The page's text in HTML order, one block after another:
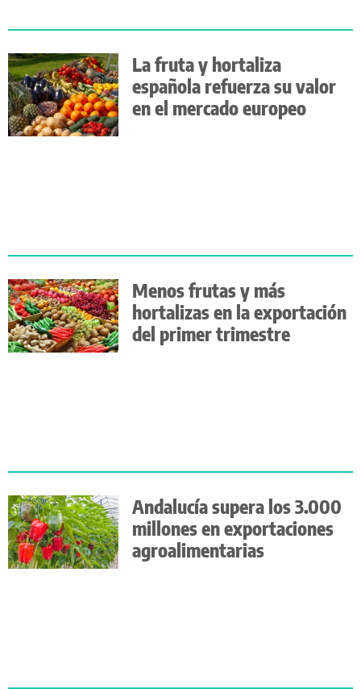
La fruta y hortaliza
española refuerza su valor
en el mercado europeo
Menos frutas y más
hortalizas en la exportación
del primer trimestre
Andalucía supera los 3.000
millones en exportaciones
agroalimentarias